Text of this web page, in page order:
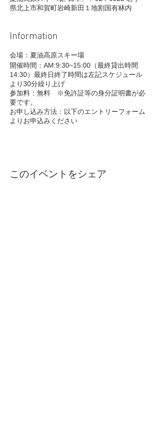
県北上市和賀町岩崎新田１地割国有林内
Information
会場：夏油高原スキー場
開催時間：AM:9:30~15:00（最終貸出時間
14:30）最終日終了時間は左記スケジュール
より30分繰り上げ
参加料：無料 ※免許証等の身分証明書が必
要です。
お申し込み方法：以下のエントリーフォーム
よりお申込みください
このイベントをシェア